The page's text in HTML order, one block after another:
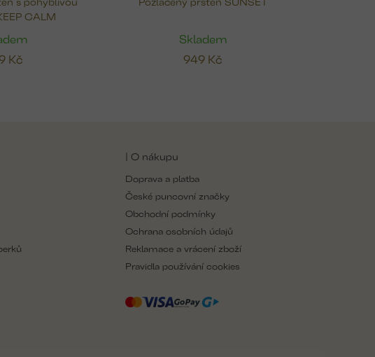
CALM
Kč
Skladem
949 Kč
| O nákupu
Doprava a platba
České puncovní značky
Obchodní podmínky
Ochrana osobních údajů
Reklamace a vrácení zboží
Pravidla používání cookies